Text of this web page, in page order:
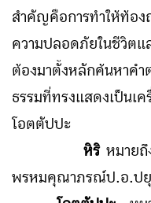
สำคัญคือการทำให้ท้อง
ความปลอดภัยในชีวิ
ต้องมาตั้งหลักค้นหาคำ
ธรรมที่ทรงแสดงเป็นเ
โอตตัปปะ
หิริหมายถึ
พรหมคุณาภรณ์ป.อ.ป